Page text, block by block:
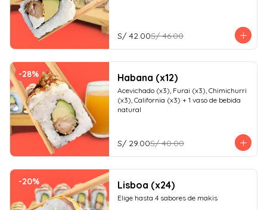
S/ 42.00S/ 46.00
-28% Habana (x12)
Acevichado (x3), Furai (x3), Chimichurri
(x3), California (x3) + 1 vaso de bebida
natural
S/ 29.00S/ 40.00
-20% Lisboa (x24)
Elige hasta 4 sabores de makis